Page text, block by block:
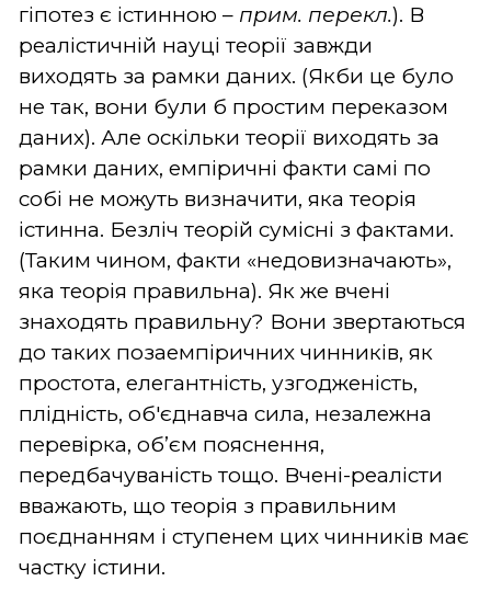
гіпотез є істинною – прим. перекл.). В
реалістичній науці теорії завжди
виходять за рамки даних. (Якби це було
не так, вони були б простим переказом
даних). Але оскільки теорії виходять за
рамки даних, емпіричні факти самі по
собі не можуть визначити, яка теорія
істинна. Безліч теорій сумісні з фактами.
(Таким чином, факти «недовизначають»,
яка теорія правильна). Як же вчені
знаходять правильну? Вони звертаються
до таких позаемпіричних чинників, як
простота, елегантність, узгодженість,
плідність, об'єднавча сила, незалежна
перевірка, об’єм пояснення,
передбачуваність тощо. Вчені-реалісти
вважають, що теорія з правильним
поєднанням і ступенем цих чинників має
частку істини.